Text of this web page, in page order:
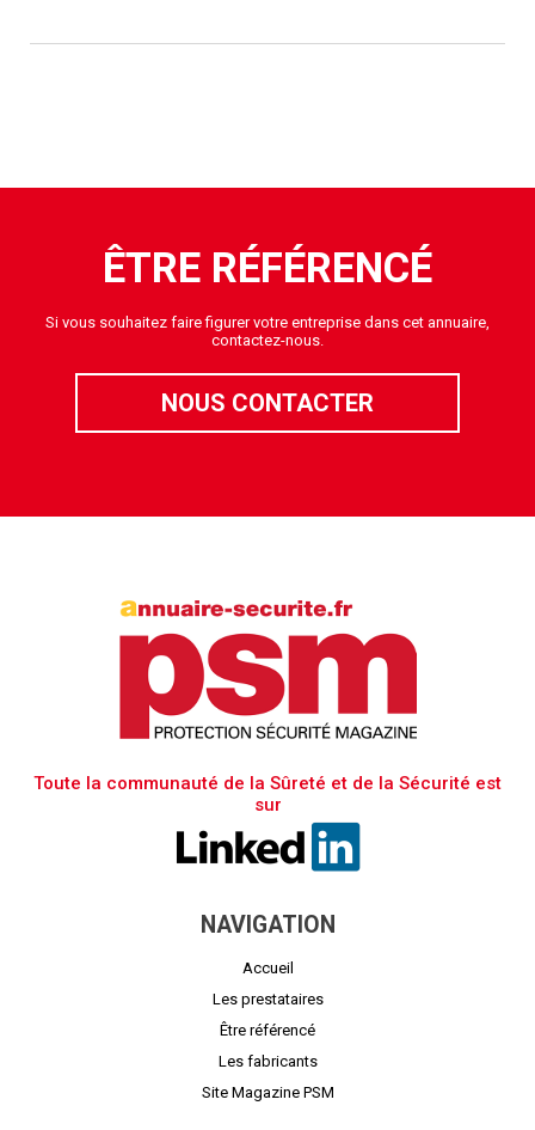
ÊTRE RÉFÉRENCÉ
Si vous souhaitez faire figurer votre entreprise dans cet annuaire,
contactez-nous.
NOUS CONTACTER
Toute la communauté de la Sûreté et de la Sécurité est
sur
NAVIGATION
Accueil
Les prestataires
Être référencé
Les fabricants
Site Magazine PSM